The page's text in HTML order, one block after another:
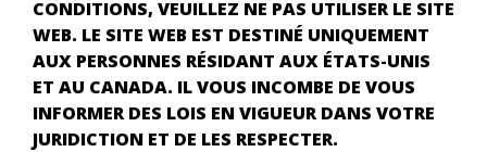
CONDITIONS, VEUILLEZ NE PAS UTILISER LE SITE
WEB. LE SITE WEB EST DESTINÉ UNIQUEMENT
AUX PERSONNES RÉSIDANT AUX ÉTATS-UNIS
ET AU CANADA. IL VOUS INCOMBE DE VOUS
INFORMER DES LOIS EN VIGUEUR DANS VOTRE
JURIDICTION ET DE LES RESPECTER.